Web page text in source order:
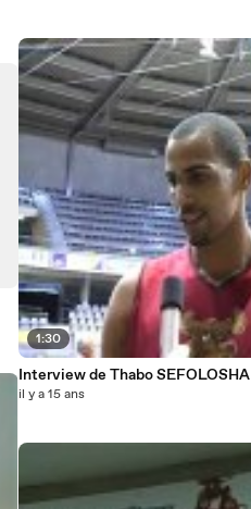
1:30
Interview de Thabo SEFOLOSHA
il y a 15 ans